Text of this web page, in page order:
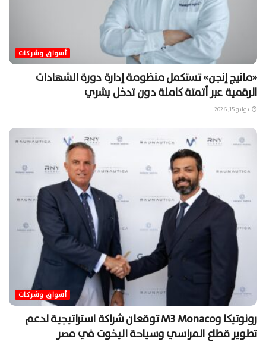
أسواق وشركات
«مانيج إنجن» تستكمل منظومة إدارة دورة الشهادات
الرقمية عبر أتمتة كاملة دون تدخل بشري
يوليو 15, 2026
أسواق وشركات
رونوتيكا وM3 Monaco توقعان شراكة استراتيجية لدعم
تطوير قطاع المراسي وسياحة اليخوت في مصر